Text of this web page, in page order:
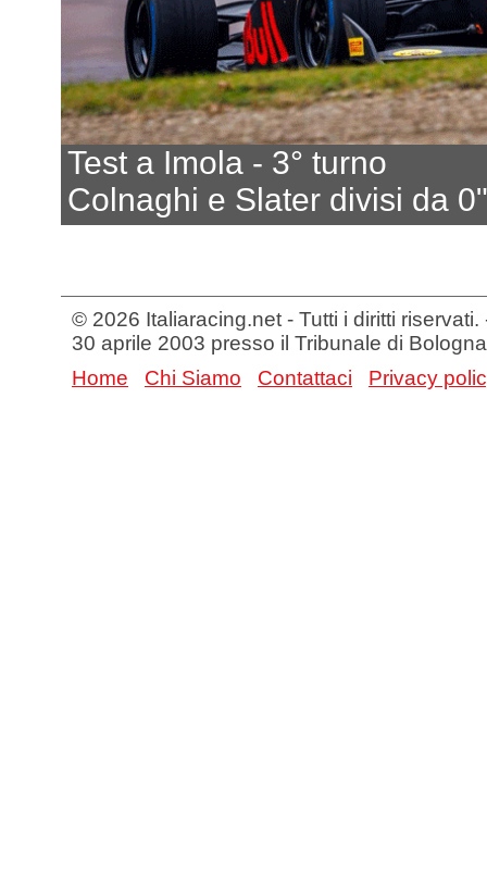
Test a Imola - 3° turno
Colnaghi e Slater divisi da
© 2026 Italiaracing.net - Tutti i diritti
30 aprile 2003 presso il Tribunale di Bologna
Home
Chi Siamo Contattaci Privacy